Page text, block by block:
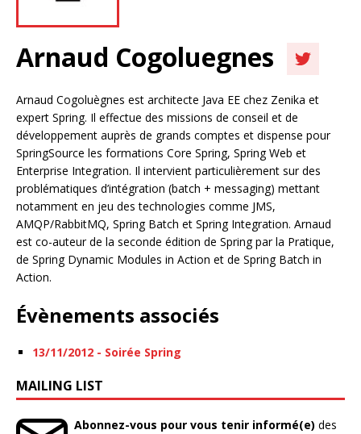
Arnaud Cogoluegnes
Arnaud Cogoluègnes est architecte Java EE chez Zenika et
expert Spring. Il effectue des missions de conseil et de
développement auprès de grands comptes et dispense pour
SpringSource les formations Core Spring, Spring Web et
Enterprise Integration. Il intervient particulièrement sur des
problématiques d’intégration (batch + messaging) mettant
notamment en jeu des technologies comme JMS,
AMQP/RabbitMQ, Spring Batch et Spring Integration. Arnaud
est co-auteur de la seconde édition de Spring par la Pratique,
de Spring Dynamic Modules in Action et de Spring Batch in
Action.
Évènements associés
13/11/2012 - Soirée Spring
MAILING LIST
Abonnez-vous pour vous tenir informé(e) des